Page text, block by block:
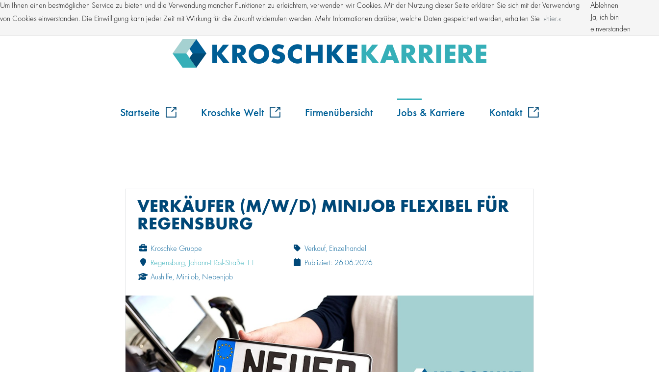
Um Ihnen einen bestmöglichen Service zu bieten und die Verwendung mancher Funktionen zu erleichtern, verwenden wir Cookies. Mit der Nutzung dieser Seite erklären Sie sich mit der Verwendung
von Cookies einverstanden. Die Einwilligung kann jeder Zeit mit Wirkung für die Zukunft widerrufen werden. Mehr Informationen darüber, welche Daten gespeichert werden, erhalten Sie
hier.
Ablehnen
Ja, ich bin
einverstanden
Kroschke Gruppe
Startseite Kroschke Welt Firmenübersicht Jobs & Karriere Kontakt
VERKÄUFER (M/W/D) MINIJOB FLEXIBEL FÜR
REGENSBURG
Kroschke Gruppe
Regensburg, Johann-Hösl-Straße 11
Aushilfe, Minijob, Nebenjob
Verkauf, Einzelhandel
Publiziert: 26.06.2026